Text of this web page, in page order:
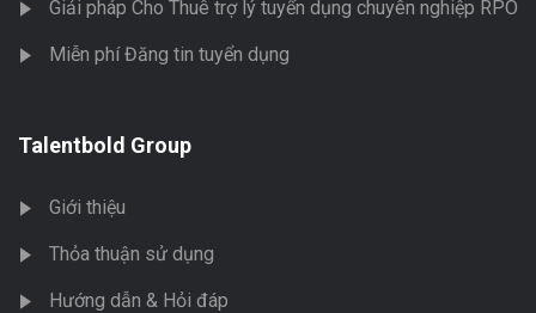
Giải pháp Cho Thuê trợ lý tuyển dụng chuyên nghiệp RPO
Miễn phí Đăng tin tuyển dụng
Talentbold Group
Giới thiệu
Thỏa thuận sử dụng
Hướng dẫn & Hỏi đáp